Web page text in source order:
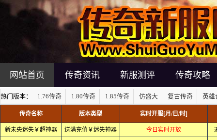
网站首页 传奇资讯 新服测评 传奇攻略
热门版本： 1.76传奇 1.80传奇 1.85传奇 仿盛大 复古传奇 英雄
传奇名称 版本类型 实时开服[月/日/时]
新未央迷失￥超神器 送满充值￥迷失神器 今日实时开放